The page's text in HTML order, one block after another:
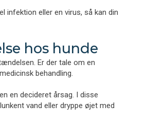
infektion eller en virus, så kan din
hos hunde
Er der tale om en
behandling.
en decideret årsag. I disse
vand eller dryppe øjet med